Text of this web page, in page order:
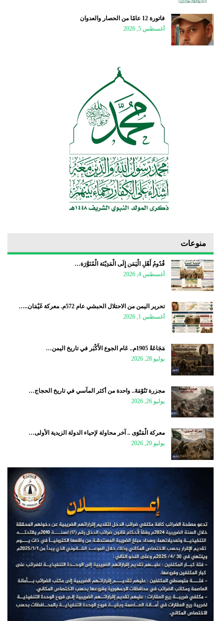
فاتورة 12 عامًا من الحصار والعدوان
أغسطس 5, 2026
منوعات
قُدُومُ أَهْلِ الْيَمَن إِلَى الْمَدِيْنَة الْمُنَوَّرَة…
أغسطس 4, 2026
تحرير اليمن من الاحتلال الحبشي عام 572م. معركة غَيْمَان..…
أغسطس 1, 2026
مَجَاعَةُ 1905م.. عَام الجوع الأَكْبَر في تاريخ اليمن…
يوليو 28, 2026
مجزرة تَنُوْمَةَ.. واحدة من أكثر المآسي في تاريخ الحجاج…
يوليو 26, 2026
معركة الْمَنْوَى .. آخر محاولة لإحياء الدولة الزيدية الأولى…
يوليو 20, 2026